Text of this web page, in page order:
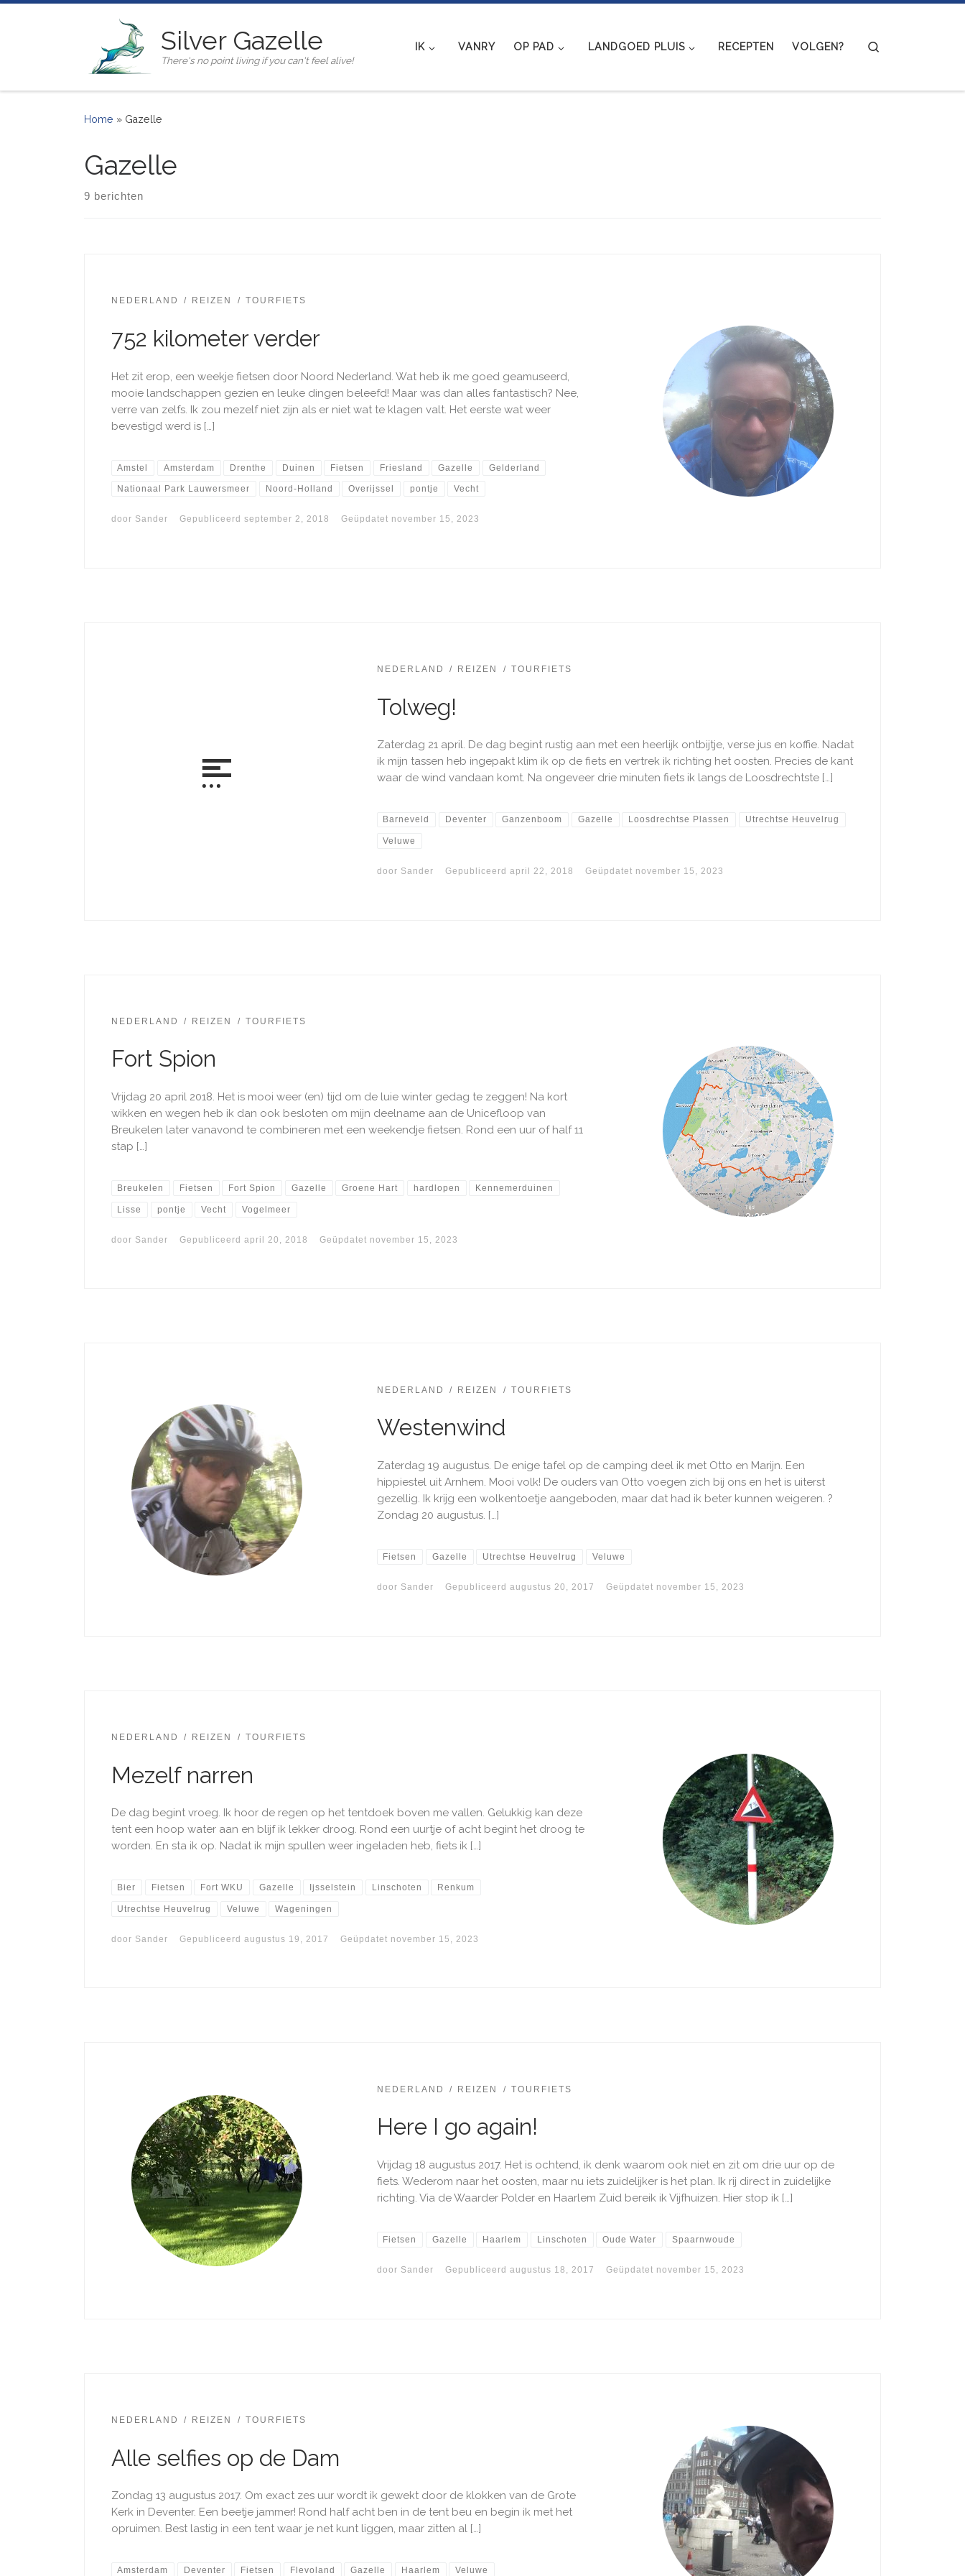
Silver Gazelle
There's no point living if you can't feel alive!
IK VANRY OP PAD LANDGOED PLUIS RECEPTEN VOLGEN?
Home » Gazelle
Gazelle
9 berichten
NEDERLAND REIZEN TOURFIETS
752 kilometer verder
Het zit erop, een weekje fietsen door Noord Nederland. Wat heb ik me goed geamuseerd,
mooie landschappen gezien en leuke dingen beleefd! Maar was dan alles fantastisch? Nee,
verre van zelfs. Ik zou mezelf niet zijn als er niet wat te klagen valt. Het eerste wat weer
bevestigd werd is […]
Amstel Amsterdam Drenthe Duinen Fietsen Friesland Gazelle Gelderland
Nationaal Park Lauwersmeer Noord-Holland Overijssel pontje Vecht
door Sander Gepubliceerd september 2, 2018 Geüpdatet november 15, 2023
NEDERLAND REIZEN TOURFIETS
Tolweg!
Zaterdag 21 april. De dag begint rustig aan met een heerlijk ontbijtje, verse jus en koffie. Nadat
ik mijn tassen heb ingepakt klim ik op de fiets en vertrek ik richting het oosten. Precies de kant
waar de wind vandaan komt. Na ongeveer drie minuten fiets ik langs de Loosdrechtste […]
Barneveld Deventer Ganzenboom Gazelle Loosdrechtse Plassen Utrechtse Heuvelrug
Veluwe
door Sander Gepubliceerd april 22, 2018 Geüpdatet november 15, 2023
NEDERLAND REIZEN TOURFIETS
Fort Spion
Vrijdag 20 april 2018. Het is mooi weer (en) tijd om de luie winter gedag te zeggen! Na kort
wikken en wegen heb ik dan ook besloten om mijn deelname aan de Unicefloop van
Breukelen later vanavond te combineren met een weekendje fietsen. Rond een uur of half 11
stap […]
Breukelen Fietsen Fort Spion Gazelle Groene Hart hardlopen Kennemerduinen
Lisse pontje Vecht Vogelmeer
door Sander Gepubliceerd april 20, 2018 Geüpdatet november 15, 2023
NEDERLAND REIZEN TOURFIETS
Westenwind
Zaterdag 19 augustus. De enige tafel op de camping deel ik met Otto en Marijn. Een
hippiestel uit Arnhem. Mooi volk! De ouders van Otto voegen zich bij ons en het is uiterst
gezellig. Ik krijg een wolkentoetje aangeboden, maar dat had ik beter kunnen weigeren. ?
Zondag 20 augustus. […]
Fietsen Gazelle Utrechtse Heuvelrug Veluwe
door Sander Gepubliceerd augustus 20, 2017 Geüpdatet november 15, 2023
NEDERLAND REIZEN TOURFIETS
Mezelf narren
De dag begint vroeg. Ik hoor de regen op het tentdoek boven me vallen. Gelukkig kan deze
tent een hoop water aan en blijf ik lekker droog. Rond een uurtje of acht begint het droog te
worden. En sta ik op. Nadat ik mijn spullen weer ingeladen heb, fiets ik […]
Bier Fietsen Fort WKU Gazelle Ijsselstein Linschoten Renkum
Utrechtse Heuvelrug Veluwe Wageningen
door Sander Gepubliceerd augustus 19, 2017 Geüpdatet november 15, 2023
NEDERLAND REIZEN TOURFIETS
Here I go again!
Vrijdag 18 augustus 2017. Het is ochtend, ik denk waarom ook niet en zit om drie uur op de
fiets. Wederom naar het oosten, maar nu iets zuidelijker is het plan. Ik rij direct in zuidelijke
richting. Via de Waarder Polder en Haarlem Zuid bereik ik Vijfhuizen. Hier stop ik […]
Fietsen Gazelle Haarlem Linschoten Oude Water Spaarnwoude
door Sander Gepubliceerd augustus 18, 2017 Geüpdatet november 15, 2023
NEDERLAND REIZEN TOURFIETS
Alle selfies op de Dam
Zondag 13 augustus 2017. Om exact zes uur wordt ik gewekt door de klokken van de Grote
Kerk in Deventer. Een beetje jammer! Rond half acht ben in de tent beu en begin ik met het
opruimen. Best lastig in een tent waar je net kunt liggen, maar zitten al […]
Amsterdam Deventer Fietsen Flevoland Gazelle Haarlem Veluwe